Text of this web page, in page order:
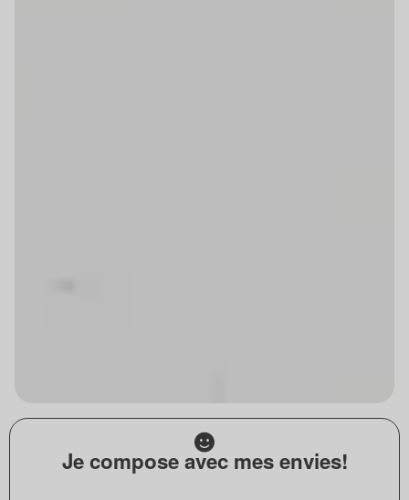
Je compose avec mes envies!